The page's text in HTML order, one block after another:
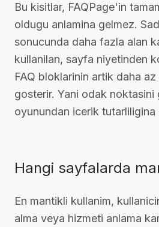
Bu kisitlar, FAQPage'in
oldugu anlamina gelmez.
sonucunda daha fazla alan
kullanilan, sayfa niyetinden
FAQ bloklarinin artik daha
gosterir. Yani odak noktasini
oyunundan icerik tutarliligina
Hangi sayfalarda
En mantikli kullanim,
alma veya hizmeti anlama